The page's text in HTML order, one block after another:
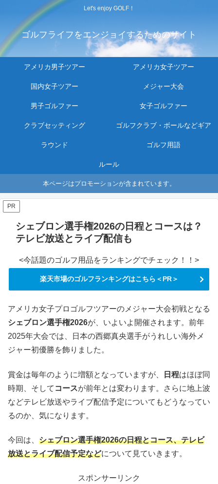
Let's enjoy GOLF！
ゴルフライフをエンジョイするためのサイト
アメリカ男子ツアー アメリカ女子ツアー
国内女子ツアー メジャー大会
男子ゴルファー 女子ゴルファー
クラブセッティング ゴルフクラブ・ボールなどギア
ラウンド ゴルフ用語
ルール
本ページはプロモーションが含まれています。
PR
シェブロン選手権2026の日程とコースは？
テレビ放送とライブ配信も
<今話題のゴルフ用品をランキングでチェック！！>
楽天市場のゴルフランキングはこちら＜PR＞
アメリカ女子プロゴルフツアーのメジャー大会初戦となる
シェブロン選手権2026が、いよいよ開催されます。前年
2025年大会では、日本の西郷真央選手がうれしい海外メ
ジャー初優勝を飾りました。
賞金は毎年のように増額となっていますが、 日程はほぼ同
時期、そして コースが前年とは変わります。さらに地上波
などテレビ放送やライブ配信予定についてもどうなってい
るのか、気になります。
今回は、 シェブロン選手権2026の日程とコース、テレビ
放送とライブ配信予定などについて見ていきます。
スポンサーリンク